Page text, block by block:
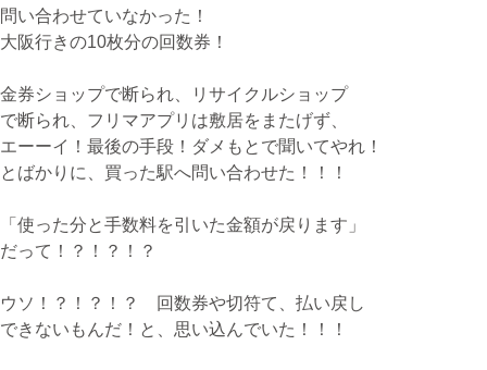
無料体験・お問合せ
ギター･ウクレレ教室について
TEL
携帯
090-4764-9331
ピアノ教室について
問い合わせていなかった！
大阪行きの10枚分の回数券！
金券ショップで断られ、リサイクルショップ
で断られ、フリマアプリは敷居をまたげず、
エーーイ！最後の手段！ダメもとで聞いてやれ！
とばかりに、買った駅へ問い合わせた！！！
「使った分と手数料を引いた金額が戻ります」
だって！？！？！？
ウソ！？！？！？ 回数券や切符て、払い戻し
できないもんだ！と、思い込んでいた！！！